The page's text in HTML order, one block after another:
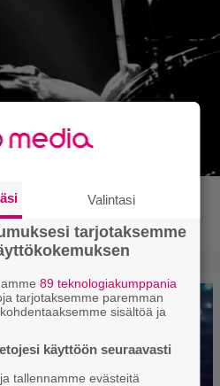
ilmestyy ensi
Valintasi
tarjotaksemme
89 teknologiakumppania
tarjotaksemme paremman
sisältöä ja
käyttöön seuraavasti
tallennamme evästeitä